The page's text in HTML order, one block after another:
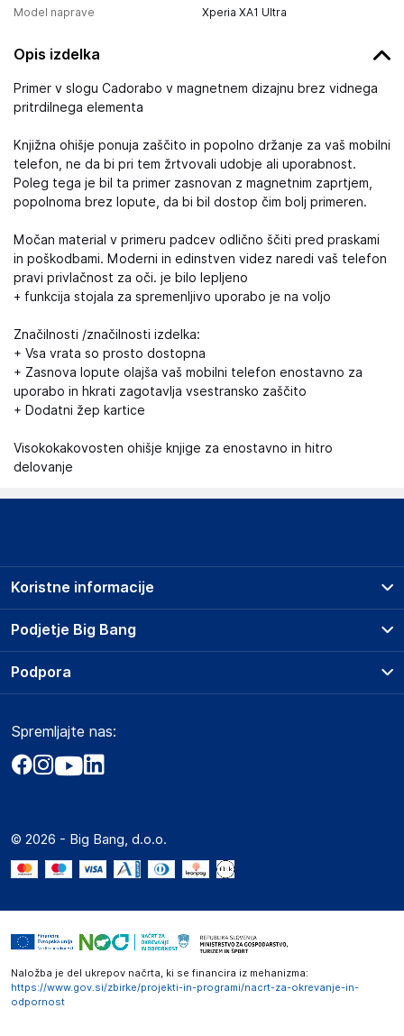
Model naprave
Xperia XA1 Ultra
Opis izdelka
Primer v slogu Cadorabo v magnetnem dizajnu brez vidnega
pritrdilnega elementa
Knjižna ohišje ponuja zaščito in popolno držanje za vaš mobilni
telefon, ne da bi pri tem žrtvovali udobje ali uporabnost.
Poleg tega je bil ta primer zasnovan z magnetnim zaprtjem,
popolnoma brez lopute, da bi bil dostop čim bolj primeren.
Močan material v primeru padcev odlično ščiti pred praskami
in poškodbami. Moderni in edinstven videz naredi vaš telefon
pravi privlačnost za oči. je bilo lepljeno
+ funkcija stojala za spremenljivo uporabo je na voljo
Značilnosti /značilnosti izdelka:
+ Vsa vrata so prosto dostopna
+ Zasnova lopute olajša vaš mobilni telefon enostavno za
uporabo in hkrati zagotavlja vsestransko zaščito
+ Dodatni žep kartice
Visokokakovosten ohišje knjige za enostavno in hitro
delovanje
Podjetje Big Bang
O podjetju
Obvestila za javnost
Akt o digitalnih storitvah
Marketplace za partnerje
Novosti
Koristne informacije
Prodajna mesta
Storitve
Dostava, vnos in odvoz
Zavarovanje izdelkov
Podpora
Marketplace
Kako oddati naročilo?
Spremljajte nas:
© 2026 - Big Bang, d.o.o.
Naložba je del ukrepov načrta, ki se financira iz mehanizma:
https://www.gov.si/zbirke/projekti-in-programi/nacrt-za-okrevanje-in-
odpornost